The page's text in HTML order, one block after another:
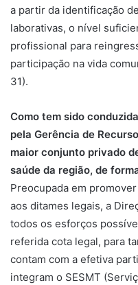
a partir da identificação
laborativas, o nível
profissional para
participação na vida
31).
Como tem sido
pela Gerência de
maior conjunto privado
saúde da região, de
Preocupada em
aos ditames legais, a
todos os esforços
referida cota legal, para
contam com a efetiva
integram o SESMT